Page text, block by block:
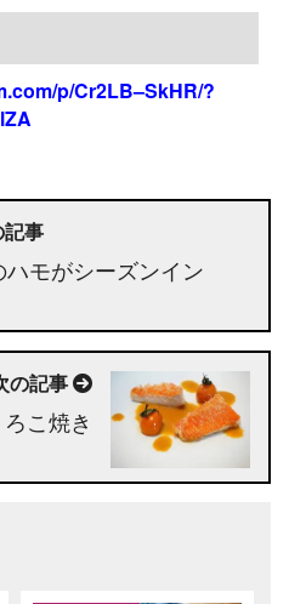
p/Cr2LB–SkHR/?
事
ハモがシーズンイン
の記事
こ焼き⁡